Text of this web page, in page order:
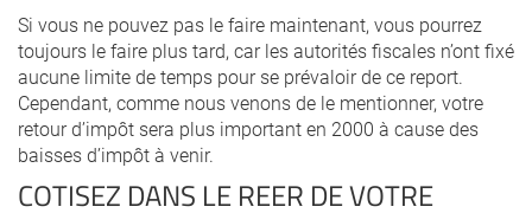
Si vous ne pouvez pas le faire maintenant, vous pourrez
toujours le faire plus tard, car les autorités fiscales n’ont fixé
aucune limite de temps pour se prévaloir de ce report.
Cependant, comme nous venons de le mentionner, votre
retour d’impôt sera plus important en 2000 à cause des
baisses d’impôt à venir.
COTISEZ DANS LE REER DE VOTRE